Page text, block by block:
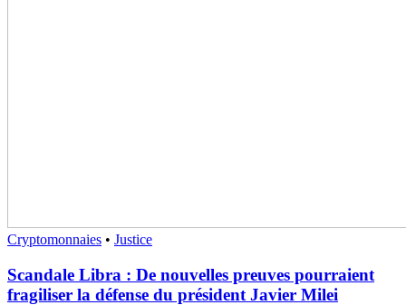
Cryptomonnaies • Justice
Scandale Libra : De nouvelles preuves pourraient
fragiliser la défense du président Javier Milei